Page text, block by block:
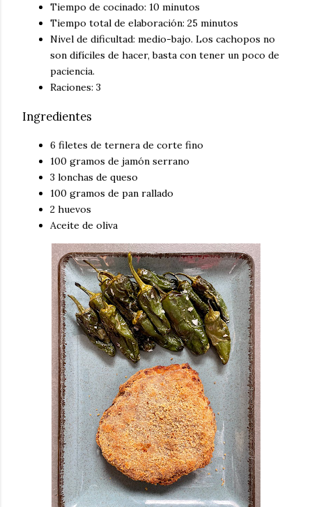
Tiempo de cocinado: 10 minutos
Tiempo total de elaboración: 25 minutos
Nivel de dificultad: medio-bajo. Los cachopos no
son difíciles de hacer, basta con tener un poco de
paciencia.
Raciones: 3
Ingredientes
6 filetes de ternera de corte fino
100 gramos de jamón serrano
3 lonchas de queso
100 gramos de pan rallado
2 huevos
Aceite de oliva